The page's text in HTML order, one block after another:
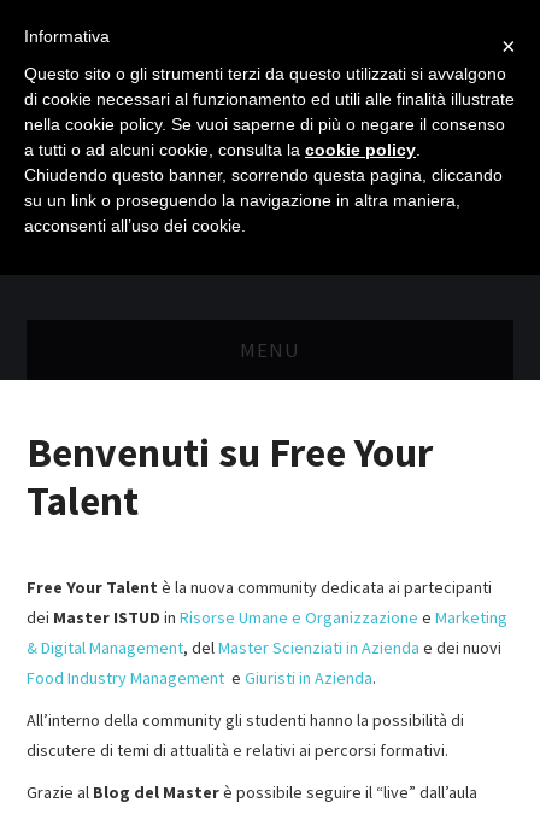
MENU
MASTER MARKETING & RETAIL
MASTER IN FOOD & BEVERAGE
GIURISTI IN AZIENDA
TUTTI
Benvenuti su Free Your
Talent
Free Your Talent è la nuova community dedicata ai partecipanti
dei Master ISTUD inRisorse Umane e Organizzazione e Marketing
& Digital Management, delMaster Scienziati in Azienda e dei nuovi
Food Industry Management eGiuristi in Azienda.
All’interno della community gli studenti hanno la possibilità di
discutere di temi di attualità e relativi ai percorsi formativi.
Grazie al Blog del Masterè possibile seguire il “live” dall’aula
×
Informativa
Questo sito o gli strumenti terzi da questo utilizzati si avvalgono
di cookie necessari al funzionamento ed utili alle finalità illustrate
nella cookie policy. Se vuoi saperne di più o negare il consenso
a tutti o ad alcuni cookie, consulta la cookie policy
Chiudendo questo banner, scorrendo questa pagina, cliccando
su un link o proseguendo la navigazione in altra maniera,
acconsenti all’uso dei cookie.